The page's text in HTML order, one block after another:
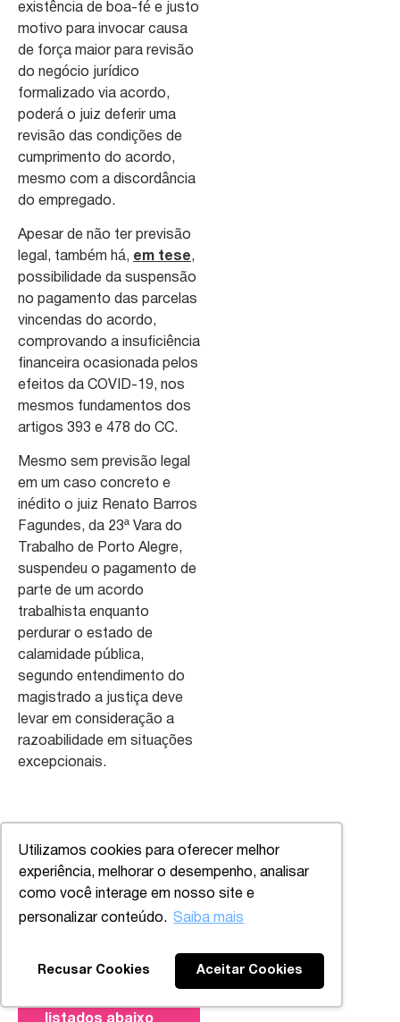
Utilizamos cookies para oferecer melhor
experiência, melhorar o desempenho, analisar
como você interage em nosso site e
personalizar conteúdo. Saiba mais
Recusar Cookies Aceitar Cookies
existência de boa-fé e justo
motivo para invocar causa
de força maior para revisão
do negócio jurídico
formalizado via acordo,
poderá o juiz deferir uma
revisão das condições de
cumprimento do acordo,
mesmo com a discordância
do empregado.
Apesar de não ter previsão
legal, também há, em tese,
possibilidade da suspensão
no pagamento das parcelas
vincendas do acordo,
comprovando a insuficiência
financeira ocasionada pelos
efeitos da COVID-19, nos
mesmos fundamentos dos
artigos 393 e 478 do CC.
Mesmo sem previsão legal
em um caso concreto e
inédito o juiz Renato Barros
Fagundes, da 23ª Vara do
Trabalho de Porto Alegre,
suspendeu o pagamento de
parte de um acordo
trabalhista enquanto
perdurar o estado de
calamidade pública,
segundo entendimento do
magistrado a justiça deve
levar em consideração a
razoabilidade em situações
excepcionais.
Se você tiver
alguma dúvida
sobre os
assuntos
em contato com
listados abaixo
Voltar ao topo